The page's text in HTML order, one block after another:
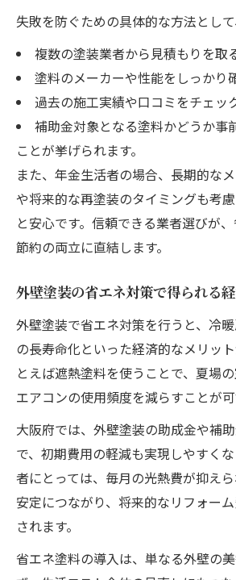
失敗を防ぐための具体的な方法として
複数の塗装業者から見積もりを取
塗料のメーカーや性能をしっかり
過去の施工実績や口コミをチェッ
補助金対象となる塗料かどうか事
ことが挙げられます。
また、年金生活者の場合、長期的な
や将来的な再塗装のタイミングも考
と安心です。信頼できる業者選びが
節約の両立に直結します。
外壁塗装の省エネ対策で得られる
外壁塗装で省エネ対策を行うと、冷
の長寿命化といった経済的なメリッ
とえば遮熱塗料を使うことで、夏場の
エアコンの使用頻度を減らすことが可
大阪府では、外壁塗装の助成金や補
で、初期費用の軽減も実現しやすく
者にとっては、毎月の光熱費が抑え
安定につながり、将来的なリフォー
されます。
省エネ塗料の導入は、単なる外壁の